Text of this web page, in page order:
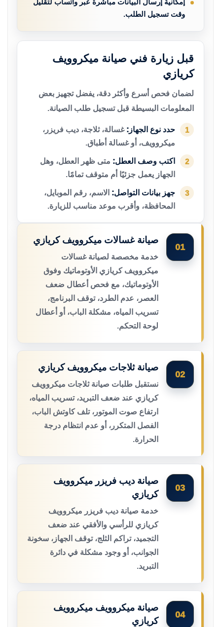
إمكانية إرسال البيانات مباشرة عبر واتساب لتقليل
وقت تسجيل الطلب.
قبل زيارة فني صيانة ميكروويف
كريازي
لضمان فحص أسرع وأكثر دقة، يفضل تجهيز بعض
المعلومات البسيطة قبل تسجيل طلب الصيانة.
1 حدد نوع الجهاز: غسالة، ثلاجة، ديب فريزر،
ميكروويف، أو غسالة أطباق.
2 اكتب وصف العطل: متى ظهر العطل، وهل
الجهاز يعمل جزئيًا أم متوقف تمامًا.
3 جهز بيانات التواصل: الاسم، رقم الموبايل،
المحافظة، وأقرب موعد مناسب للزيارة.
01
صيانة غسالات ميكروويف كريازي
خدمة مخصصة لصيانة غسالات
ميكروويف كريازي الأوتوماتيك وفوق
الأوتوماتيك، مع فحص أعطال ضعف
العصر، عدم الطرد، توقف البرنامج،
تسريب المياه، مشكلة الباب، أو أعطال
لوحة التحكم.
02
صيانة ثلاجات ميكروويف كريازي
نستقبل طلبات صيانة ثلاجات ميكروويف
كريازي عند ضعف التبريد، تسريب المياه،
ارتفاع صوت الموتور، تلف كاوتش الباب،
الفصل المتكرر، أو عدم انتظام درجة
الحرارة.
03
صيانة ديب فريزر ميكروويف
كريازي
خدمة صيانة ديب فريزر ميكروويف
كريازي للرأسي والأفقي عند ضعف
التجميد، تراكم الثلج، توقف الجهاز، سخونة
الجوانب، أو وجود مشكلة في دائرة
التبريد.
04
صيانة ميكروويف ميكروويف
كريازي